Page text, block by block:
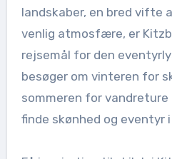
landskaber, en bred vifte
venlig atmosfære, er
rejsemål for den
besøger om vinteren for
sommeren for vandreture
finde skønhed og eventyr